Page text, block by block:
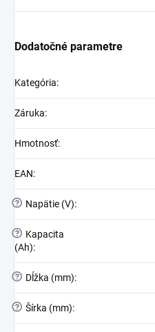
Dodatočné parametre
Kategória:
Záruka:
Hmotnosť:
EAN:
? Napätie (V):
?
Kapacita
(Ah):
? Dĺžka (mm):
? Šírka (mm):